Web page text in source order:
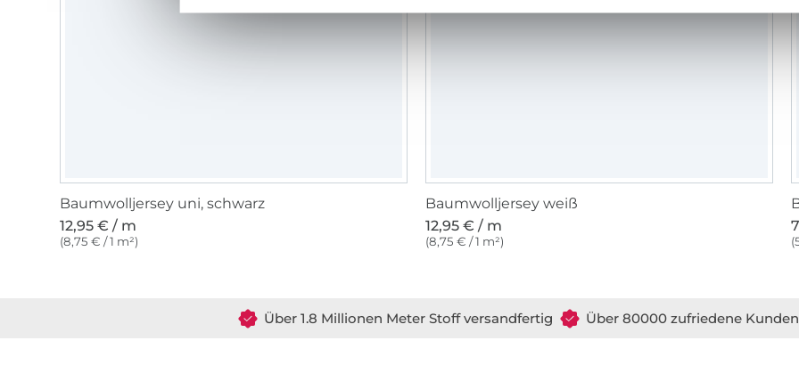
auf unserem YouTube Kanal kostenlose
Neben unseren Schnittmustern findest
Shop von PiexSu auch eine Vielzahl von
Baumwolljersey uni, schwarz
12,95 € / m
(8,75 € / 1 m²)
Baumwolljersey weiß
12,95 € / m
(8,75 € / 1 m²)
Über 1.8 Millionen Meter Stoff versandfertig Über 80000 zufriedene Kunden